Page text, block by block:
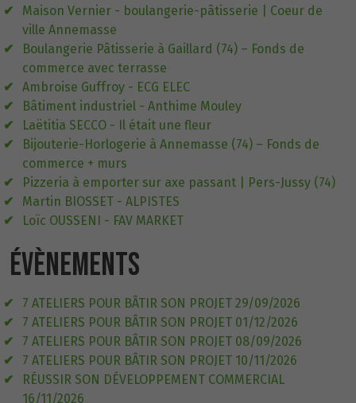
Maison Vernier - boulangerie-pâtisserie | Coeur de
ville Annemasse
Boulangerie Pâtisserie à Gaillard (74) – Fonds de
commerce avec terrasse
Ambroise Guffroy - ECG ELEC
Bâtiment industriel - Anthime Mouley
Laëtitia SECCO - Il était une fleur
Bijouterie-Horlogerie à Annemasse (74) – Fonds de
commerce + murs
Pizzeria à emporter sur axe passant | Pers-Jussy (74)
Martin BIOSSET - ALPISTES
Loïc OUSSENI - FAV MARKET
ÉVÈNEMENTS
7 ATELIERS POUR BÂTIR SON PROJET 29/09/2026
7 ATELIERS POUR BÂTIR SON PROJET 01/12/2026
7 ATELIERS POUR BÂTIR SON PROJET 08/09/2026
7 ATELIERS POUR BÂTIR SON PROJET 10/11/2026
RÉUSSIR SON DÉVELOPPEMENT COMMERCIAL
16/11/2026